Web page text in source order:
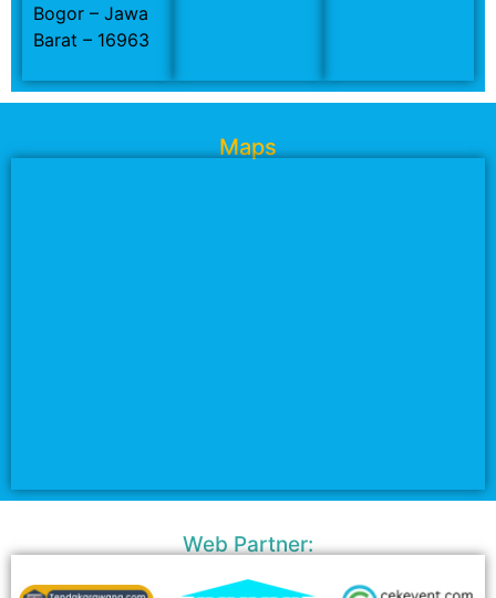
Bogor – Jawa
Barat – 16963
Maps
Web Partner: